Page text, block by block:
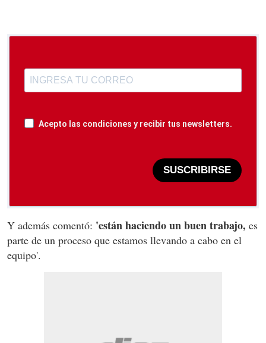
Acepto las condiciones y recibir tus newsletters.
SUSCRIBIRSE
Y además comentó: 'están haciendo un buen trabajo, es
parte de un proceso que estamos llevando a cabo en el
equipo'.